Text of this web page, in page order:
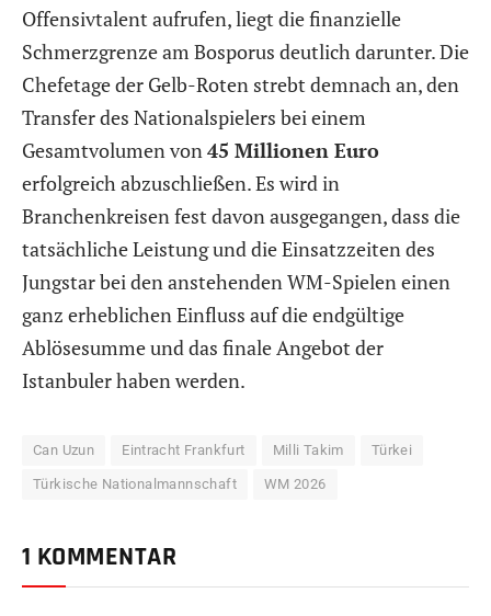
Offensivtalent aufrufen, liegt die finanzielle
Schmerzgrenze am Bosporus deutlich darunter. Die
Chefetage der Gelb-Roten strebt demnach an, den
Transfer des Nationalspielers bei einem
Gesamtvolumen von45 Millionen Euro
erfolgreich abzuschließen. Es wird in
Branchenkreisen fest davon ausgegangen, dass die
tatsächliche Leistung und die Einsatzzeiten des
Jungstar bei den anstehenden WM-Spielen einen
ganz erheblichen Einfluss auf die endgültige
Ablösesumme und das finale Angebot der
Istanbuler haben werden.
Can Uzun Eintracht Frankfurt Milli Takim Türkei
Türkische Nationalmannschaft WM 2026
1 KOMMENTAR